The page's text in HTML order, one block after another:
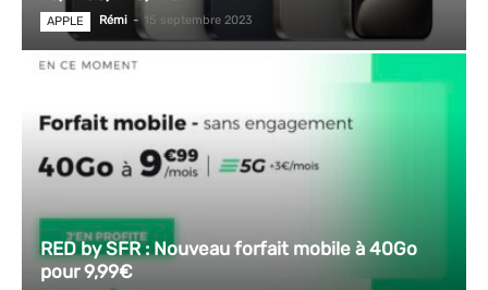
APPLE Rémi - 15 septembre 2023
RED by SFR : Nouveau forfait mobile à 40Go
pour 9,99€